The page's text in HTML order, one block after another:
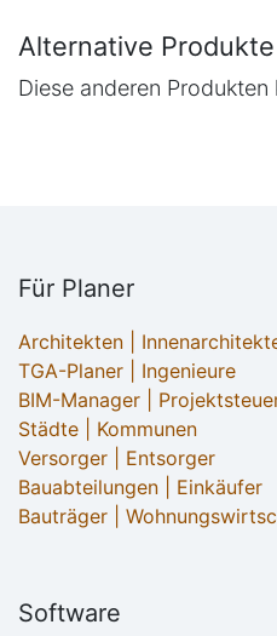
Alternative Produkte
Diese anderen
Für Planer
Architekten |
TGA-Planer | Ingenieure
BIM-Manager |
Städte | Kommunen
Versorger | Entsorger
Bauabteilungen | Einkäufer
Bauträger |
Software